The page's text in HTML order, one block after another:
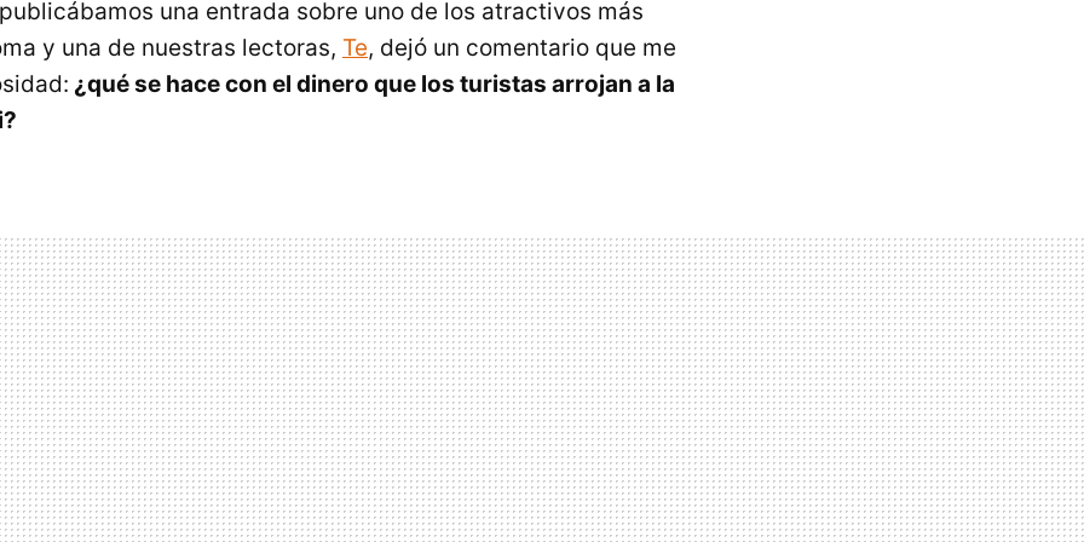
una entrada sobre uno de los atractivos más
y una de nuestras lectoras, Te, dejó un comentario que me
¿qué se hace con el dinero que los turistas arrojan a la